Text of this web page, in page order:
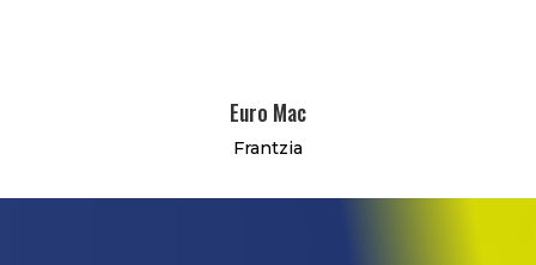
Euro Mac
Frantzia